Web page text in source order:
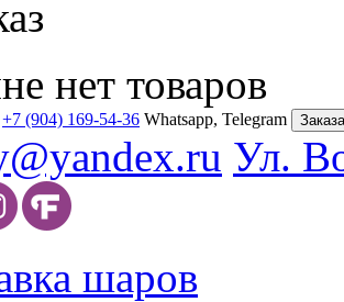
нет товаров
+7 (904) 169-54-36 Whatsapp, Telegram
Ул.
шаров